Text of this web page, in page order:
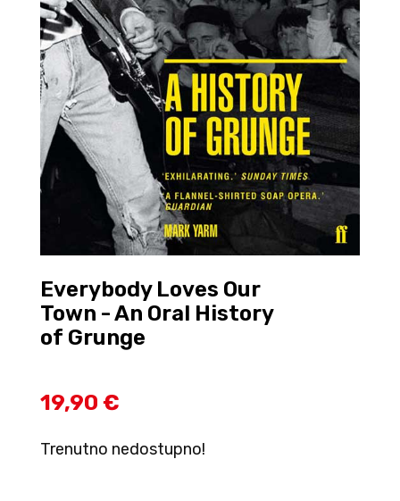
Everybody Loves Our
Town - An Oral History
of Grunge
19,90 €
Trenutno nedostupno!